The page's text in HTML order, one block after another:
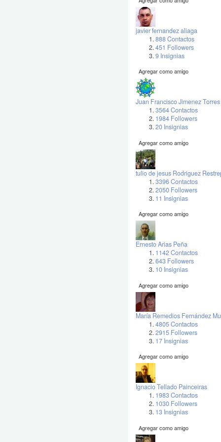
javier fernandez aliaga
888 Contactos
451 Followers
9 Insignias
Agregar como amigo
Juan Francisco Jimenez Torres
3564 Contactos
1984 Followers
20 Insignias
Agregar como amigo
tulio de jesus Rodriguez
3396 Contactos
2050 Followers
11 Insignias
Agregar como amigo
Ernesto Arias Peña
1142 Contactos
643 Followers
10 Insignias
Agregar como amigo
María Remedios Fernández
4805 Contactos
2915 Followers
17 Insignias
Agregar como amigo
Ignacio Tellado Painceiras
1983 Contactos
1030 Followers
13 Insignias
Agregar como amigo